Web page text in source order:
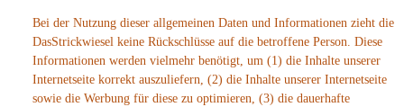
Bei der Nutzung dieser allgemeinen Daten und Informationen zieht die
DasStrickwiesel keine Rückschlüsse auf die betroffene Person. Diese
Informationen werden vielmehr benötigt, um (1) die Inhalte unserer
Internetseite korrekt auszuliefern, (2) die Inhalte unserer Internetseite
sowie die Werbung für diese zu optimieren, (3) die dauerhafte